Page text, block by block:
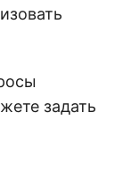
задать